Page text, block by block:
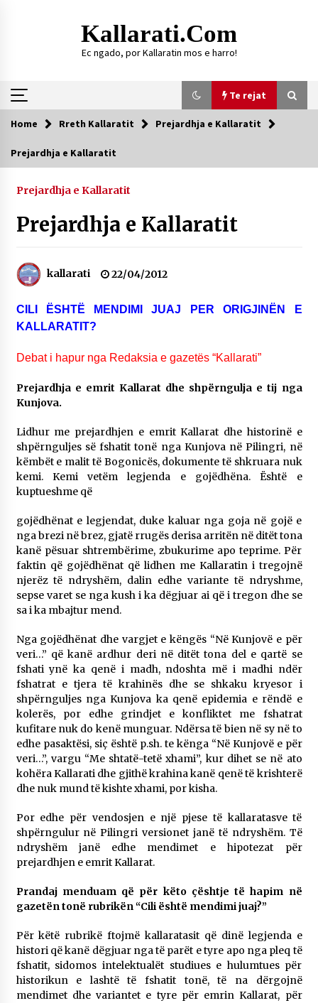
Kallarati.com
Ec ngado, por Kallaratin mos e harro!
Te rejat
Te rejat
SHOQATËS “KALLARATI”
Gazeta Kallarati nr. 118
SI U ARRIT TË REALIZOHEJ PERLA FOLKLORIKE
“JANINËS Ç’I PANË SYTË”
06/06/2026
NË KALLARAT, NË “FSHATIN E DJEGUR” U
PRANVEROR
Gazeta Kallarati nr. 117
Gazeta Kallarati nr. 116
28/01/2026
Mbi kockat e martirëve ngrihet Atdheu
Gazeta Kallarati nr. 115
14/10/2025
Faksimilet e një 83 vjetori lufte: Çfarë shkruan
Vexhi Buharaja për Heroin e Popullit, Mumin
Selami.
04/10/2025
KALLARATI NË AKSIONET KOMBËTARE PËR
RINDËRTIMIN E VENDIT – NGA ÇIZE XHAFERAJ
22/09/2025
– ËNGJËLL HASIMAJ – “KUJTIMET E MIA PËR
KALLARATIN SI MËSUES I MATEMATIKËS, POR
EDHE SI NJË BANOR I PËRKOHSHËM I TIJ”
12/09/2025
Gazeta Kallarati nr. 114
06/02/2025
Home Rreth Kallaratit Prejardhja e Kallaratit
Prejardhja e Kallaratit
Prejardhja e Kallaratit
Prejardhja e Kallaratit
kallarati 22/04/2012
CILI ËSHTË MENDIMI JUAJ PER ORIGJIN Ë N E
KALLARATIT?
Debat i hapur nga Redaksia e gazetës “Kallarati”
Prejardhja e emrit Kallarat dhe shpërngulja e tij nga
Kunjova.
Lidhur me prejardhjen e emrit Kallarat dhe historinë e
shpërnguljes së fshatit tonë nga Kunjova në Pilingri, në
këmbët e malit të Bogonicës, dokumente të shkruara nuk
kemi. Kemi vetëm legjenda e gojëdhëna. Është e
kuptueshme që
gojëdhënat e legjendat, duke kaluar nga goja në gojë e
nga brezi në brez, gjatë rrugës derisa arritën në ditët tona
kanë pësuar shtrembërime, zbukurime apo teprime. Për
faktin që gojëdhënat që lidhen me Kallaratin i tregojnë
njerëz të ndryshëm, dalin edhe variante të ndryshme,
sepse varet se nga kush i ka dëgjuar ai që i tregon dhe se
sa i ka mbajtur mend.
Nga gojëdhënat dhe vargjet e këngës “Në Kunjovë e për
veri…” që kanë ardhur deri në ditët tona del e qartë se
fshati ynë ka qenë i madh, ndoshta më i madhi ndër
fshatrat e tjera të krahinës dhe se shkaku kryesor i
shpërnguljes nga Kunjova ka qenë epidemia e rëndë e
kolerës, por edhe grindjet e konfliktet me fshatrat
kufitare nuk do kenë munguar. Ndërsa të bien në sy në to
edhe pasaktësi, siç është p.sh. te kënga “Në Kunjovë e për
veri…”, vargu “Me shtatë-tetë xhami”, kur dihet se në ato
kohëra Kallarati dhe gjithë krahina kanë qenë të krishterë
dhe nuk mund të kishte xhami, por kisha.
Por edhe për vendosjen e një pjese të kallaratasve të
shpërngulur në Pilingri versionet janë të ndryshëm. Të
ndryshëm janë edhe mendimet e hipotezat për
prejardhjen e emrit Kallarat.
Prandaj menduam që për këto çështje të hapim në
gazetën tonë rubrikën “Cili është mendimi juaj?”
Për këtë rubrikë ftojmë kallaratasit që dinë legjenda e
histori që kanë dëgjuar nga të parët e tyre apo nga pleq të
fshatit, sidomos intelektualët studiues e hulumtues për
historikun e lashtë të fshatit tonë, të na dërgojnë
mendimet dhe variantet e tyre për emrin Kallarat, për